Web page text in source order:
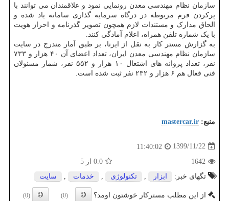
سازمان نظام مهندسی معدن رونمایی نمود و علاقمندان می توانند با
پرکردن فرم مربوطه در درگاه سرمایه گذاری سامانه یاد شده و
الحاق مدارک و مستندات لازم همچون تصویر گذرنامه و احراز هویت
با یک شماره تلفن همراه، اعلام آمادگی کنند.
به گزارش مستر کار به نقل از ایرنا، بر طبق آمار مندرج در سایت
سازمان نظام مهندسی معدن ایران، تعداد اعضای آن ۴۰ هزار و ۷۳۳
نفر، تعداد پروانه های اشتغال ۱۰ هزار و ۵۵۲ نفر، شمار مسئولان
فنی فعال هم ۶ هزار و ۲۳۲ نفر ثبت شده است.
منبع: mastercar.ir
1399/11/22
11:40:02
1642
0.0 از 5
تگهای خبر:
ابزار , تكنولوژی , خدمات , سایت
از این مطلب مسترکار خوشتون اومد؟ (0)
(0)